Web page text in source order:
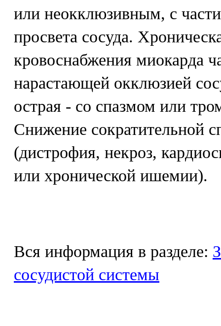
или неокклюзивным, с
просвета сосуда.
кровоснабжения миокарда
нарастающей окклюзией
острая - со спазмом или
Снижение сократительной
(дистрофия, некроз,
или хронической ишемии).
Вся информация в разделе:
сосудистой системы